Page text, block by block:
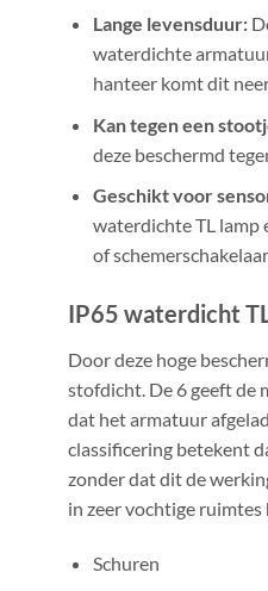
Lange levensduur:
waterdichte
hanteer komt dit
Kan tegen een
deze beschermd
Geschikt voor
waterdichte TL lamp
of
IP65 waterdicht
Door deze hoge
stofdicht. De 6 geeft de
dat het armatuur
classificering betekent
zonder dat dit de
in zeer vochtige ruimtes
Schuren